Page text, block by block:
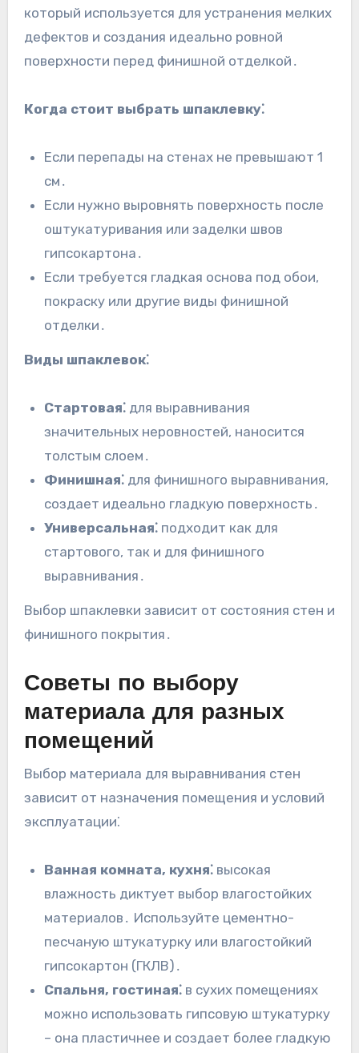
который используется для устранения мелких
дефектов и создания идеально ровной
поверхности перед финишной отделкой․
Когда стоит выбрать шпаклевку⁚
Если перепады на стенах не превышают 1
см․
Если нужно выровнять поверхность после
оштукатуривания или заделки швов
гипсокартона․
Если требуется гладкая основа под обои,
покраску или другие виды финишной
отделки․
Виды шпаклевок⁚
Стартовая⁚ для выравнивания
значительных неровностей, наносится
толстым слоем․
Финишная⁚ для финишного выравнивания,
создает идеально гладкую поверхность․
Универсальная⁚ подходит как для
стартового, так и для финишного
выравнивания․
Выбор шпаклевки зависит от состояния стен и
финишного покрытия․
Советы по выбору
материала для разных
помещений
Выбор материала для выравнивания стен
зависит от назначения помещения и условий
эксплуатации⁚
Ванная комната, кухня⁚ высокая
влажность диктует выбор влагостойких
материалов․ Используйте цементно-
песчаную штукатурку или влагостойкий
гипсокартон (ГКЛВ)․
Спальня, гостиная⁚ в сухих помещениях
можно использовать гипсовую штукатурку
– она пластичнее и создает более гладкую